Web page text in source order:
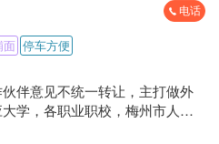
电话
面 停车方便
伴意见不统一转让，主打做外
学，各职业职校，梅州市人民
额1500-3000+，租金低，转让